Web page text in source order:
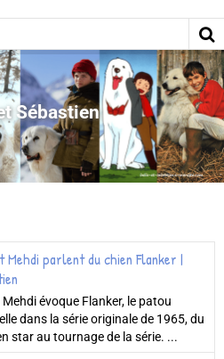
Sébastien
Mehdi parlent du chien Flanker |
évoque Flanker, le patou
dans la série originale de 1965, du
star au tournage de la série. ...